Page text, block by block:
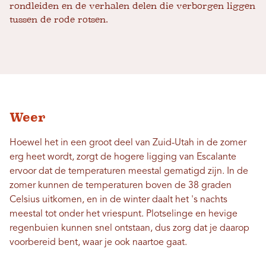
rondleiden en de verhalen delen die verborgen liggen
tussen de rode rotsen.
Weer
Hoewel het in een groot deel van Zuid-Utah in de zomer
erg heet wordt, zorgt de hogere ligging van Escalante
ervoor dat de temperaturen meestal gematigd zijn. In de
zomer kunnen de temperaturen boven de 38 graden
Celsius uitkomen, en in de winter daalt het 's nachts
meestal tot onder het vriespunt. Plotselinge en hevige
regenbuien kunnen snel ontstaan, dus zorg dat je daarop
voorbereid bent, waar je ook naartoe gaat.